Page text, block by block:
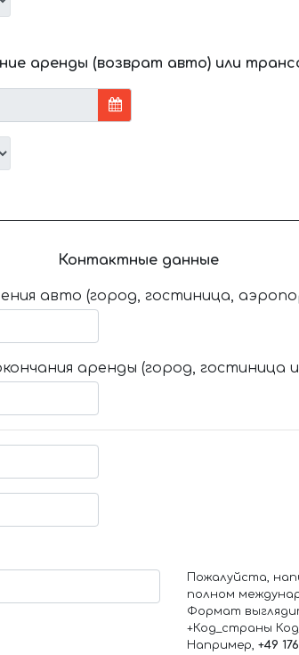
аренды (возврат авто) или
Контактные данные
авто (город, гостиница,
аренды (город, гостиница
Пожалуйста,
полном
Формат
+Код_страны
Например, +49